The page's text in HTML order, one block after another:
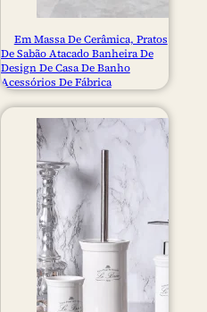
Em Massa De Cerâmica, Pratos
De Sabão Atacado Banheira De
Design De Casa De Banho
Acessórios De Fábrica